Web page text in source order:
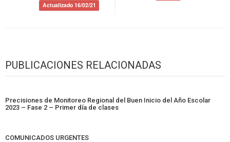
Actualizado 16/02/21
PUBLICACIONES RELACIONADAS
Precisiones de Monitoreo Regional del Buen Inicio del Año Escolar
2023 – Fase 2 – Primer día de clases
COMUNICADOS URGENTES